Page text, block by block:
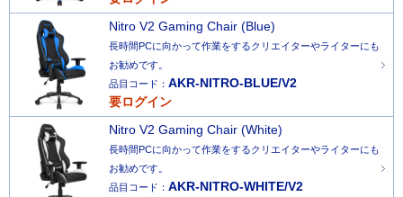
Nitro V2 Gaming Chair (Blue)
長時間PCに向かって作業をするクリエイターやライターにも
お勧めです。
品目コード： AKR-NITRO-BLUE/V2
要ログイン
Nitro V2 Gaming Chair (White)
長時間PCに向かって作業をするクリエイターやライターにも
お勧めです。
品目コード： AKR-NITRO-WHITE/V2